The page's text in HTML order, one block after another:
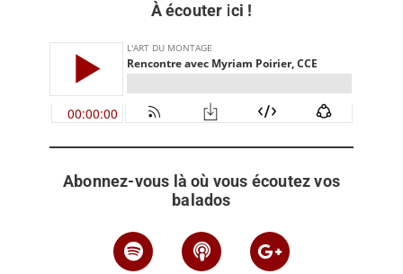
À écouter ici !
Abonnez-vous là où vous écoutez vos
balados